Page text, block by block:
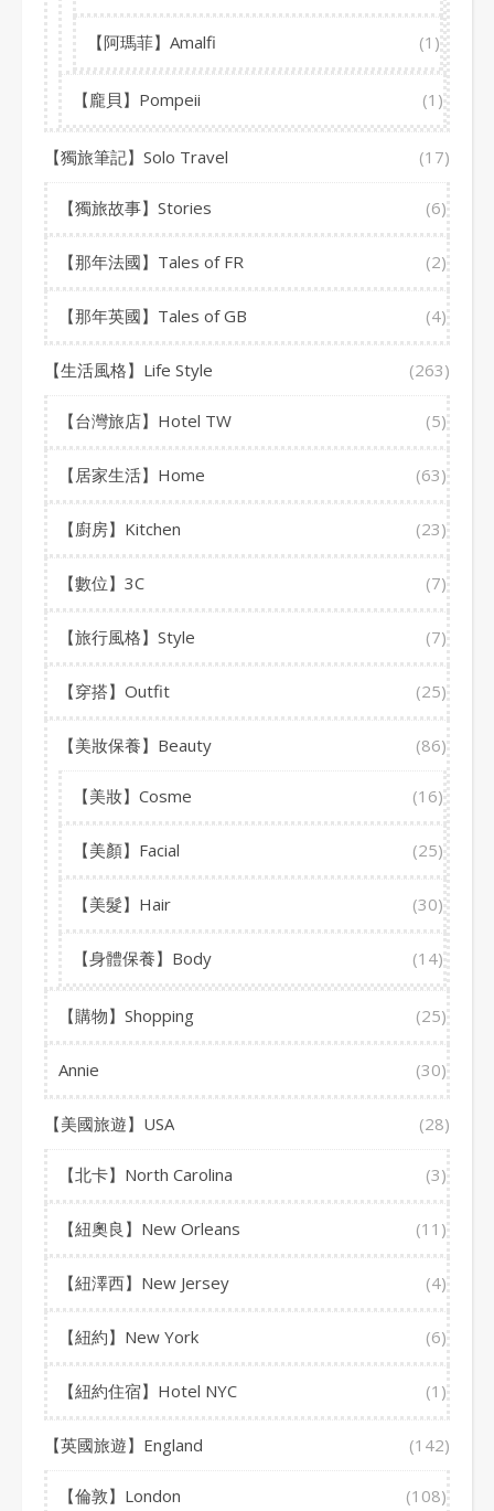
【阿瑪菲】Amalfi (1)
【龐貝】Pompeii (1)
【獨旅筆記】Solo Travel (17)
【獨旅故事】Stories (6)
【那年法國】Tales of FR (2)
【那年英國】Tales of GB (4)
【生活風格】Life Style (263)
【台灣旅店】Hotel TW (5)
【居家生活】Home (63)
【廚房】Kitchen (23)
【數位】3C (7)
【旅行風格】Style (7)
【穿搭】Outfit (25)
【美妝保養】Beauty (86)
【美妝】Cosme (16)
【美顏】Facial (25)
【美髮】Hair (30)
【身體保養】Body (14)
【購物】Shopping (25)
Annie (30)
【美國旅遊】USA (28)
【北卡】North Carolina (3)
【紐奧良】New Orleans (11)
【紐澤西】New Jersey (4)
【紐約】New York (6)
【紐約住宿】Hotel NYC (1)
【英國旅遊】England (142)
【倫敦】London (108)